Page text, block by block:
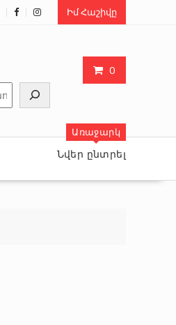
Իմ Հաշիվը
0
Առաջարկ
Նվեր ընտրել